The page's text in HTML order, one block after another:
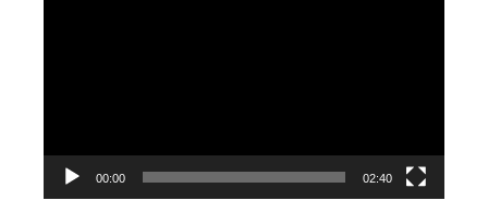
00:00 02:40